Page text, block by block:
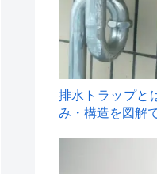
排水トラップと
み・構造を図解